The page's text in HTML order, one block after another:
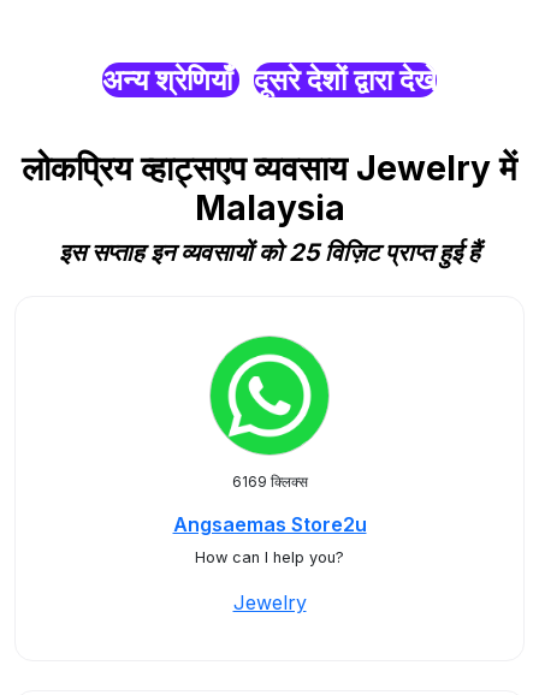
अन्य श्रेणियाँ दूसरे देशों द्वारा देखें
लोकप्रिय व्हाट्सएप व्यवसाय Jewelry में
Malaysia
इस सप्ताह इन व्यवसायों को 25 विज़िट प्राप्त हुई हैं
6169 क्लिक्स
Angsaemas Store2u
How can I help you?
Jewelry